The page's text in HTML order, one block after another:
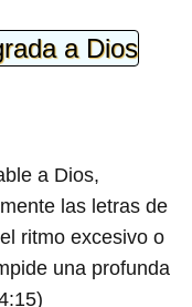
a Dios
a Dios,
las letras de
ritmo excesivo o
una profunda